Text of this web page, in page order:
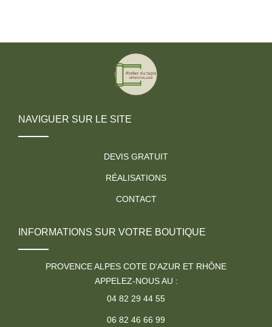
NAVIGUER SUR LE SITE
DEVIS GRATUIT
RÉALISATIONS
CONTACT
INFORMATIONS SUR VOTRE BOUTIQUE
PROVENCE ALPES COTE D'AZUR ET RHÔNE
APPELEZ-NOUS AU :
04 82 29 44 55
06 82 46 66 99